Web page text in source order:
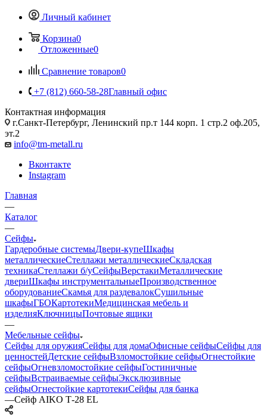
Личный кабинет
Корзина0
Отложенные0
Сравнение товаров0
+7 (812) 660-58-28Главный офис
Контактная информация
г.Санкт-Петербург, Ленинский пр.т 144 корп. 1 стр.2 оф.205,
эт.2
info@tm-metall.ru
Вконтакте
Instagram
Главная
—
Каталог
—
Сейфы
Гардеробные системыДвери-купеШкафы
металлическиеСтеллажи металлическиеСкладская
техникаСтеллажи б/уСейфыВерстакиМеталлические
двериШкафы инструментальныеПроизводственное
оборудованиеСкамья для раздевалокСушильные
шкафыГБОКартотекиМедицинская мебель и
изделияКлючницыПочтовые ящики
—
Мебельные сейфы
Сейфы для оружияСейфы для домаОфисные сейфыСейфы для
ценностейДетские сейфыВзломостойкие сейфыОгнестойкие
сейфыОгневзломостойкие сейфыГостиничные
сейфыВстраиваемые сейфыЭксклюзивные
сейфыОгнестойкие картотекиСейфы для банка
—Сейф AIKO Т-28 EL